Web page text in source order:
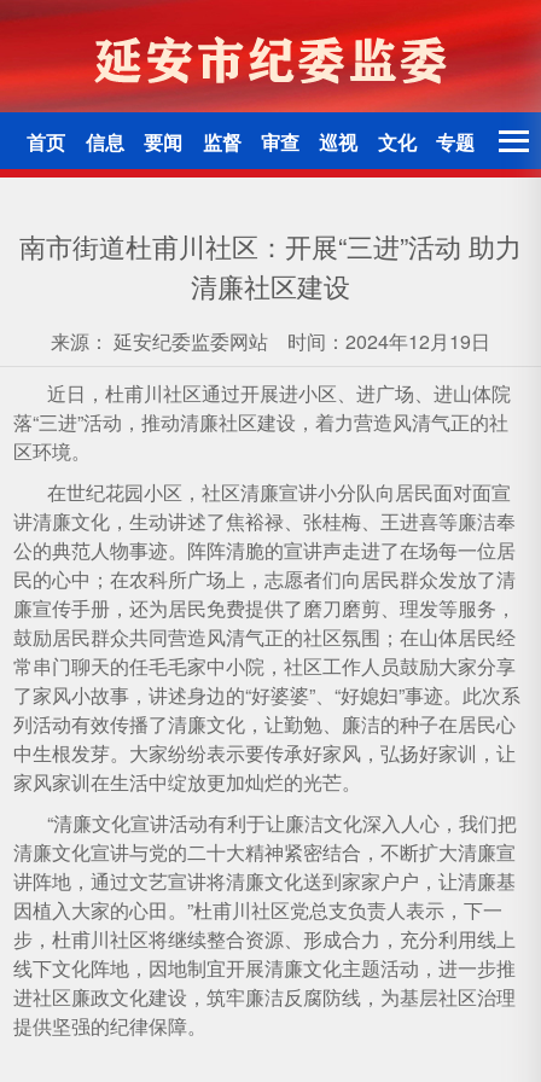
首页 信息 要闻 监督 审查 巡视 文化 专题
南市街道杜甫川社区：开展“三进”活动 助力
清廉社区建设
来源： 延安纪委监委网站
时间：2024年12月19日
近日，杜甫川社区通过开展进小区、进广场、进山体院
落“三进”活动，推动清廉社区建设，着力营造风清气正的社
区环境。
在世纪花园小区，社区清廉宣讲小分队向居民面对面宣
讲清廉文化，生动讲述了焦裕禄、张桂梅、王进喜等廉洁奉
公的典范人物事迹。阵阵清脆的宣讲声走进了在场每一位居
民的心中；在农科所广场上，志愿者们向居民群众发放了清
廉宣传手册，还为居民免费提供了磨刀磨剪、理发等服务，
鼓励居民群众共同营造风清气正的社区氛围；在山体居民经
常串门聊天的任毛毛家中小院，社区工作人员鼓励大家分享
了家风小故事，讲述身边的“好婆婆”、“好媳妇”事迹。此次系
列活动有效传播了清廉文化，让勤勉、廉洁的种子在居民心
中生根发芽。大家纷纷表示要传承好家风，弘扬好家训，让
家风家训在生活中绽放更加灿烂的光芒。
“清廉文化宣讲活动有利于让廉洁文化深入人心，我们把
清廉文化宣讲与党的二十大精神紧密结合，不断扩大清廉宣
讲阵地，通过文艺宣讲将清廉文化送到家家户户，让清廉基
因植入大家的心田。”杜甫川社区党总支负责人表示，下一
步，杜甫川社区将继续整合资源、形成合力，充分利用线上
线下文化阵地，因地制宜开展清廉文化主题活动，进一步推
进社区廉政文化建设，筑牢廉洁反腐防线，为基层社区治理
提供坚强的纪律保障。